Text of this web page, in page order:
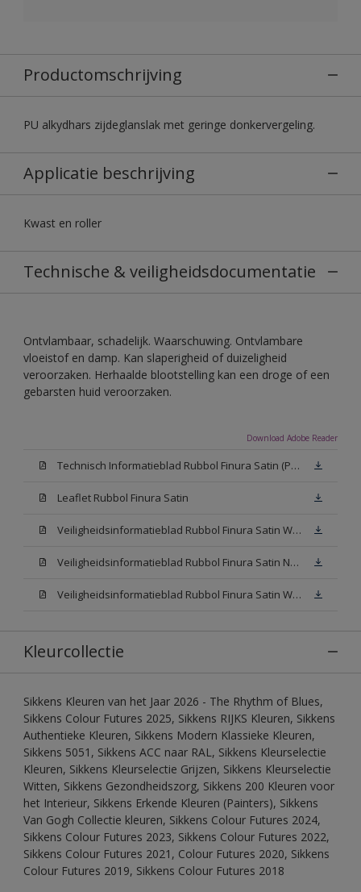
Productomschrijving
PU alkydhars zijdeglanslak met geringe donkervergeling.
Applicatie beschrijving
Kwast en roller
Technische & veiligheidsdocumentatie
Ontvlambaar, schadelijk. Waarschuwing. Ontvlambare
vloeistof en damp. Kan slaperigheid of duizeligheid
veroorzaken. Herhaalde blootstelling kan een droge of een
gebarsten huid veroorzaken.
Download Adobe Reader
Technisch Informatieblad Rubbol Finura Satin (PDF)
Leaflet Rubbol Finura Satin
Veiligheidsinformatieblad Rubbol Finura Satin W05 (MSDS)
Veiligheidsinformatieblad Rubbol Finura Satin N00 (MSDS)
Veiligheidsinformatieblad Rubbol Finura Satin White (MSDS)
Kleurcollectie
Sikkens Kleuren van het Jaar 2026 - The Rhythm of Blues,
Sikkens Colour Futures 2025, Sikkens RIJKS Kleuren, Sikkens
Authentieke Kleuren, Sikkens Modern Klassieke Kleuren,
Sikkens 5051, Sikkens ACC naar RAL, Sikkens Kleurselectie
Kleuren, Sikkens Kleurselectie Grijzen, Sikkens Kleurselectie
Witten, Sikkens Gezondheidszorg, Sikkens 200 Kleuren voor
het Interieur, Sikkens Erkende Kleuren (Painters), Sikkens
Van Gogh Collectie kleuren, Sikkens Colour Futures 2024,
Sikkens Colour Futures 2023, Sikkens Colour Futures 2022,
Sikkens Colour Futures 2021, Colour Futures 2020, Sikkens
Colour Futures 2019, Sikkens Colour Futures 2018